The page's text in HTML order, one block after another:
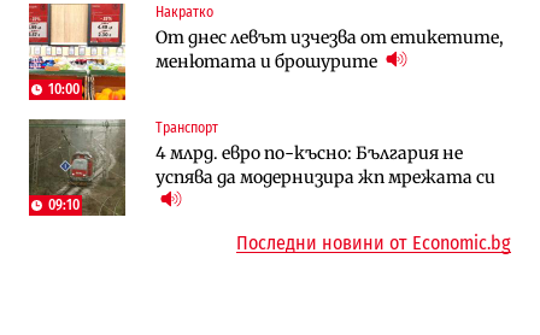
10:00
Накратко
От днес левът изчезва от етикетите,
менютата и брошурите
09:10
Транспорт
4 млрд. евро по-късно: България не
успява да модернизира жп мрежата си
Държавният ТЕЦ „Марица изток 2“
работи с 5 блока
АЕЦ „Козлодуй“ ще работи само още
няколко седмици, ако сушата продължи
„Ендуросат“ ще строи огромен
космически и отбранителен център в
Доброславци
Лекарствата за редки болести
попадат в капан на обществените
поръчки?
Последни новини от Economic.bg